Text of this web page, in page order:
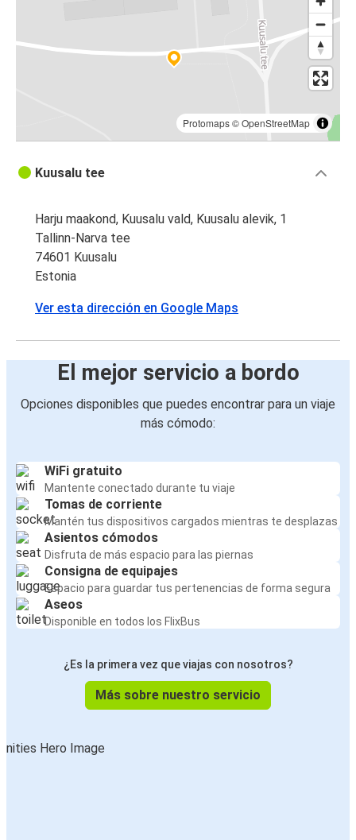
Protomaps©OpenStreetMap
Kuusalu tee
Harju maakond, Kuusalu vald, Kuusalu alevik, 1
Tallinn-Narva tee
74601 Kuusalu
Estonia
Ver esta dirección en Google Maps
El mejor servicio a bordo
Opciones disponibles que puedes encontrar para un viaje
más cómodo:
WiFi gratuito
Mantente conectado durante tu viaje
Tomas de corriente
Mantén tus dispositivos cargados mientras te desplazas
Asientos cómodos
Disfruta de más espacio para las piernas
Consigna de equipajes
Espacio para guardar tus pertenencias de forma segura
Aseos
Disponible en todos los FlixBus
¿Es la primera vez que viajas con nosotros?
Más sobre nuestro servicio